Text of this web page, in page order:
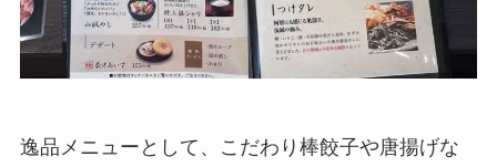
逸品メニューとして、こだわり棒餃子や唐揚げな